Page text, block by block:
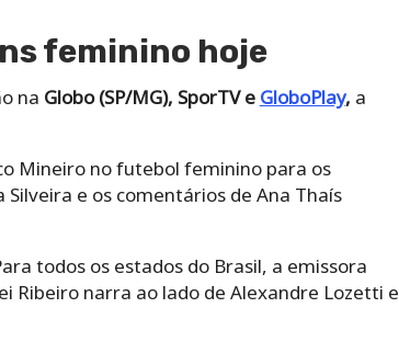
feminino hoje
na Globo (SP/MG), SporTV e GloboPlay, a
Mineiro no futebol feminino para os
e os comentários de Ana Thaís
todos os estados do Brasil, a emissora
Ribeiro narra ao lado de Alexandre Lozetti e